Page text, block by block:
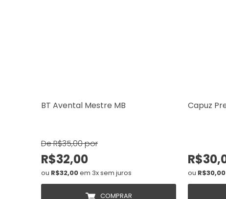
BT Avental Mestre MB
De R$35,00 por
R$32,00
ou R$32,00em 3x sem juros
COMPRAR
Capuz
ou R$30,00